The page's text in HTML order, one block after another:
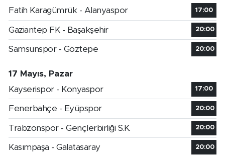
Fatih Karagümrük - Alanyaspor
17:00
Gaziantep FK - Başakşehir 20:00
Samsunspor - Göztepe 20:00
17 Mayıs, Pazar
Kayserispor - Konyaspor
17:00
Fenerbahçe - Eyüpspor 20:00
Trabzonspor - Gençlerbirliği S.K. 20:00
Kasımpaşa - Galatasaray 20:00